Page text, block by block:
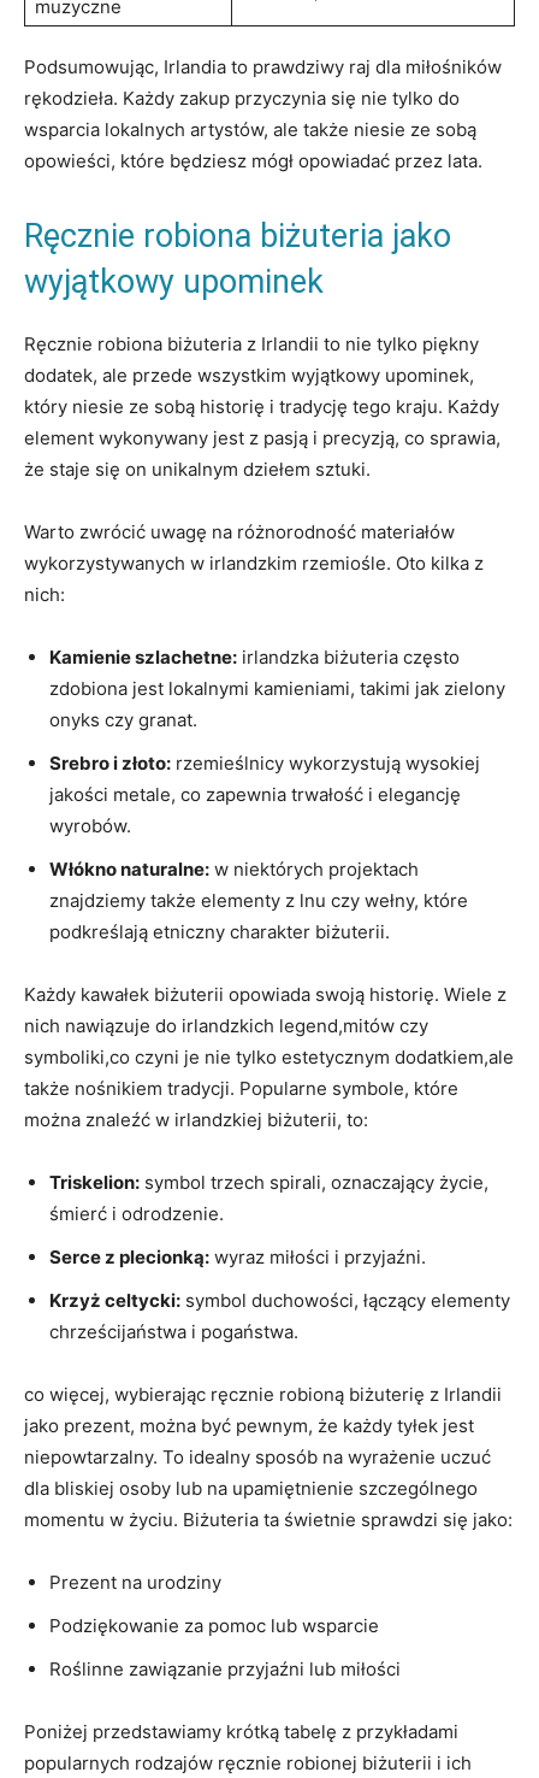
muzyczne
Podsumowując, Irlandia to prawdziwy raj dla miłośników
rękodzieła. Każdy zakup przyczynia się nie tylko do
wsparcia lokalnych artystów, ale także niesie ze sobą
opowieści, które będziesz mógł opowiadać przez lata.
Ręcznie robiona biżuteria jako
wyjątkowy upominek
Ręcznie robiona biżuteria z Irlandii to nie tylko piękny
dodatek, ale przede wszystkim wyjątkowy upominek,
który niesie ze sobą historię i tradycję tego kraju. Każdy
element wykonywany jest z pasją i precyzją, co sprawia,
że staje się on unikalnym dziełem sztuki.
Warto zwrócić uwagę na różnorodność materiałów
wykorzystywanych w irlandzkim rzemiośle. Oto kilka z
nich:
Kamienie szlachetne: irlandzka biżuteria często
zdobiona jest lokalnymi kamieniami, takimi jak zielony
onyks czy granat.
Srebro i złoto: rzemieślnicy wykorzystują wysokiej
jakości metale, co zapewnia trwałość i elegancję
wyrobów.
Włókno naturalne: w niektórych projektach
znajdziemy także elementy z lnu czy wełny, które
podkreślają etniczny charakter biżuterii.
Każdy kawałek biżuterii opowiada swoją historię. Wiele z
nich nawiązuje do irlandzkich legend,mitów czy
symboliki,co czyni je nie tylko estetycznym dodatkiem,ale
także nośnikiem tradycji. Popularne symbole, które
można znaleźć w irlandzkiej biżuterii, to:
Triskelion: symbol trzech spirali, oznaczający życie,
śmierć i odrodzenie.
Serce z plecionką: wyraz miłości i przyjaźni.
Krzyż celtycki: symbol duchowości, łączący elementy
chrześcijaństwa i pogaństwa.
co więcej, wybierając ręcznie robioną biżuterię z Irlandii
jako prezent, można być pewnym, że każdy tyłek jest
niepowtarzalny. To idealny sposób na wyrażenie uczuć
dla bliskiej osoby lub na upamiętnienie szczególnego
momentu w życiu. Biżuteria ta świetnie sprawdzi się jako:
Prezent na urodziny
Podziękowanie za pomoc lub wsparcie
Roślinne zawiązanie przyjaźni lub miłości
Poniżej przedstawiamy krótką tabelę z przykładami
popularnych rodzajów ręcznie robionej biżuterii i ich